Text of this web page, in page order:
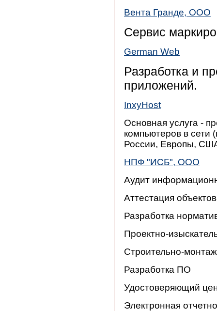
Вента Гранде, ООО
Сервис
German Web
Разработка и
приложений.
InxyHost
Основная услуга -
компьютеров в сети
России, Европы,
НПФ "ИСБ", ООО
Аудит
Аттестация
Разработка
Проектно-
Строительно-
Разработка ПО
Удостоверяющий
Электронная